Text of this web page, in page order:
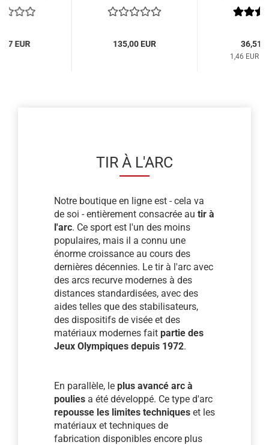
EUR 135,00 EUR 36,51
1,46 EUR
TIR À L'ARC
Notre boutique en ligne est - cela va
de soi - entièrement consacrée au tir à
l'arc. Ce sport est l'un des moins
populaires, mais il a connu une
énorme croissance au cours des
dernières décennies. Le tir à l'arc avec
des arcs recurve modernes à des
distances standardisées, avec des
aides telles que des stabilisateurs,
des dispositifs de visée et des
matériaux modernes fait partie des
Jeux Olympiques depuis 1972.
En parallèle, le plus avancé arc à
poulies a été développé. Ce type d'arc
repousse les limites techniques et les
matériaux et techniques de
fabrication disponibles encore plus